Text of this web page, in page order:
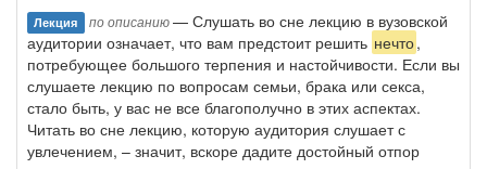
Лекция по описанию— Слушать во сне лекцию в вузовской
аудитории означает, что вам предстоит решить нечто,
потребующее большого терпения и настойчивости. Если вы
слушаете лекцию по вопросам семьи, брака или секса,
стало быть, у вас не все благополучно в этих аспектах.
Читать во сне лекцию, которую аудитория слушает с
увлечением, – значит, вскоре дадите достойный отпор